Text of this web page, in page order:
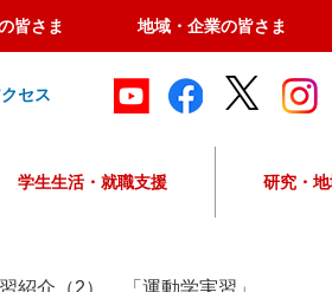
皆さま 地域・企業の皆さま
セス
学生生活・就職支援 研究・
紹介（2） 「運動学実習」